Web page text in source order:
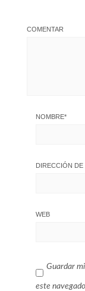
COMENTAR
NOMBRE*
DIRECCIÓN
WEB
Guardar
este